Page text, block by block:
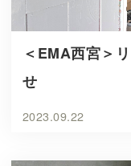
＜EMA西宮＞
せ
2023.09.22